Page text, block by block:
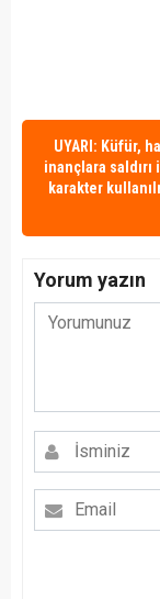
UYARI: Küfür,
inançlara saldırı
karakter
Yorum yazın